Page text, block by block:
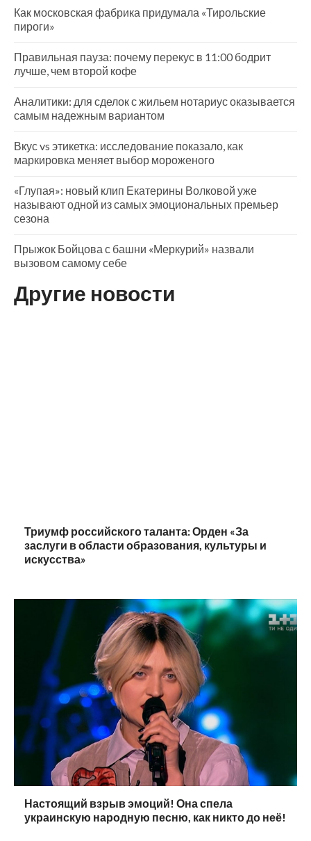
Как московская фабрика придумала «Тирольские
пироги»
Правильная пауза: почему перекус в 11:00 бодрит
лучше, чем второй кофе
Аналитики: для сделок с жильем нотариус оказывается
самым надежным вариантом
Вкус vs этикетка: исследование показало, как
маркировка меняет выбор мороженого
«Глупая»: новый клип Екатерины Волковой уже
называют одной из самых эмоциональных премьер
сезона
Прыжок Бойцова с башни «Меркурий» назвали
вызовом самому себе
Другие новости
Триумф российского таланта: Орден «За
заслуги в области образования, культуры и
искусства»
Настоящий взрыв эмоций! Она спела
украинскую народную песню, как никто до неё!